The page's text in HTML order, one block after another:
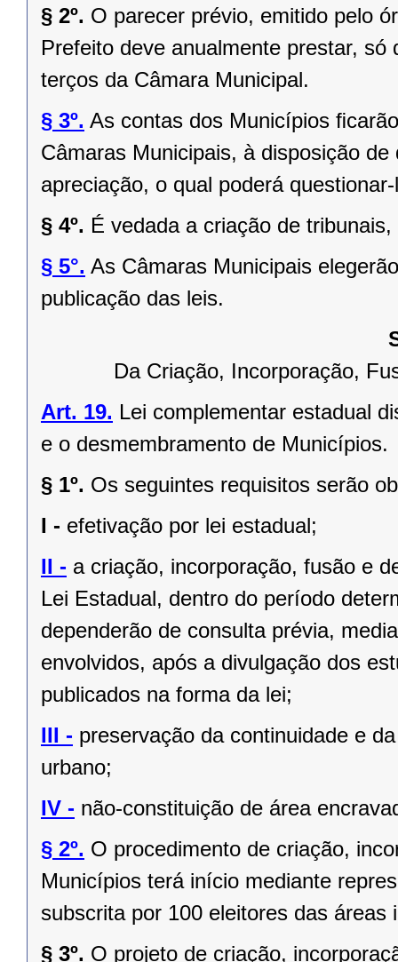
§ 2º. O parecer prévio, emitido pelo
Prefeito deve anualmente prestar,
terços da Câmara Municipal.
§ 3º. As contas dos Municípios
Câmaras Municipais, à disposição
apreciação, o qual poderá
§ 4º. É vedada a criação de
§ 5°. As Câmaras Municipais
publicação das leis.
Da Criação, Incorporação,
Art. 19. Lei complementar estadual
e o desmembramento de Municípios.
§ 1º. Os seguintes requisitos serão
I - efetivação por lei estadual;
II - a criação, incorporação, fusão e
Lei Estadual, dentro do período
dependerão de consulta prévia,
envolvidos, após a divulgação dos
publicados na forma da lei;
III - preservação da continuidade e
urbano;
IV - não-constituição de área
§ 2º. O procedimento de criação,
Municípios terá início mediante
subscrita por 100 eleitores das
§ 3º. O projeto de criação,